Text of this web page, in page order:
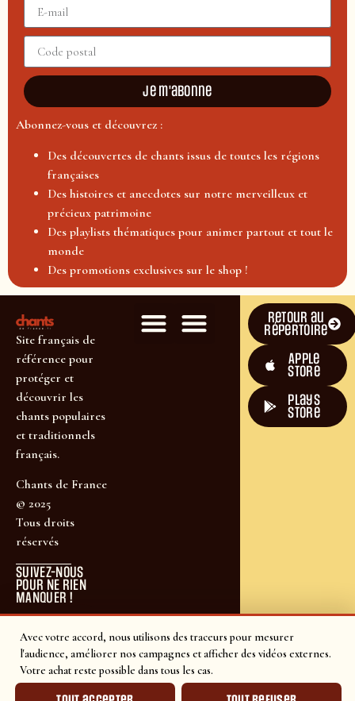
Avec votre accord, nous utilisons des traceurs pour mesurer
l'audience, améliorer nos campagnes et afficher des vidéos externes.
Votre achat reste possible dans tous les cas.
Je m'abonne
Abonnez-vous et découvrez :
Des découvertes de chants issus de toutes les régions
françaises
Des histoires et anecdotes sur notre merveilleux et
précieux patrimoine
Des playlists thématiques pour animer partout et tout le
monde
Des promotions exclusives sur le shop !
Site français de
référence pour
protéger et
découvrir les
chants populaires
et traditionnels
français.
Chants de France
© 2025
Tous droits
réservés
SUIVEZ-NOUS
POUR NE RIEN
MANQUER !
Retour au
répertoire
Apple
Store
plays
store